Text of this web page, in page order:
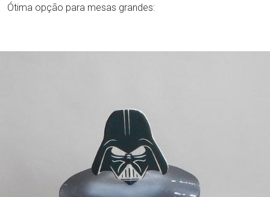
Ótima opção para mesas grandes: